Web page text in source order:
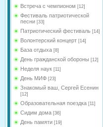
Встреча с чемпионом [12]
Фестиваль патриотической
песни [33]
Патриотический фестиваль [14]
Волонтерский концерт [14]
База отдыха [8]
День гражданской обороны [12]
Неделя наук [11]
День МИФ [23]
Знакомый ваш, Сергей Есенин
[12]
Образовательная поездка [11]
Сидим дома [36]
День памяти [19]